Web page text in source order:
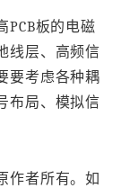
PCB板的电磁
线层、高频信
要考虑各种耦
布局、模拟信
作者所有。如